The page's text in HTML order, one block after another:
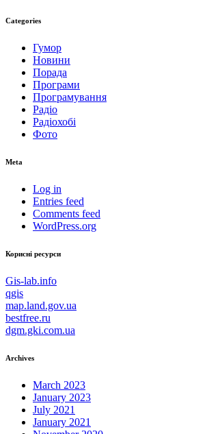
Categories
Гумор
Новини
Порада
Програми
Програмування
Радіо
Радіохобі
Фото
Meta
Log in
Entries feed
Comments feed
WordPress.org
Корисні ресурси
Gis-lab.info
qgis
map.land.gov.ua
bestfree.ru
dgm.gki.com.ua
Archives
March 2023
January 2023
July 2021
January 2021